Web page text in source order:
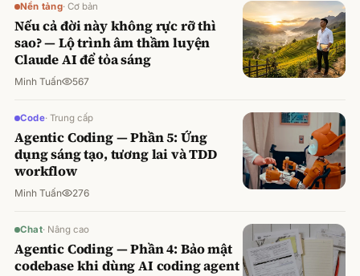
Nền tảng· Cơ bản
Nếu cả đời này không rực rỡ thì
sao? — Lộ trình âm thầm luyện
Claude AI để tỏa sáng
Minh Tuấn 567
Code· Trung cấp
Agentic Coding — Phần 5: Ứng
dụng sáng tạo, tương lai và TDD
workflow
Minh Tuấn 276
Chat· Nâng cao
Agentic Coding — Phần 4: Bảo mật
codebase khi dùng AI coding agent